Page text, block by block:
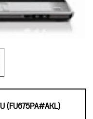
(FU675PA#AKL)